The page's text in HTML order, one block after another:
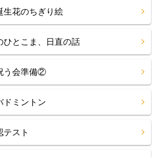
生花のちぎり絵
ひとこま、日直の話
う会準備②
ドミントン
テスト